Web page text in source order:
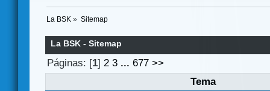
La BSK » Sitemap
La BSK - Sitemap
Páginas: [1]2 3 ...677 >>
Tema